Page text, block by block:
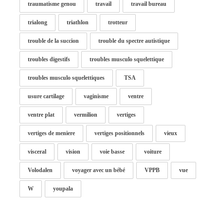
traumatisme genou travail travail bureau
trialong triathlon trotteur
trouble de la succion trouble du spectre autistique
troubles digestifs troubles musculo squelettique
troubles musculo squelettiques TSA
usure cartilage vaginisme ventre
ventre plat vermilion vertiges
vertiges de meniere vertiges positionnels vieux
visceral vision voie basse voiture
Volodalen voyager avec un bébé VPPB vue
W youpala